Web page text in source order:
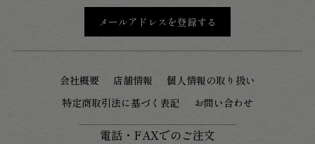
メールアドレスを登録する
会社概要 店舗情報
個人情報の取り扱い
特定商取引法に基づく表記
お問い合わせ
電話・FAXでのご注文